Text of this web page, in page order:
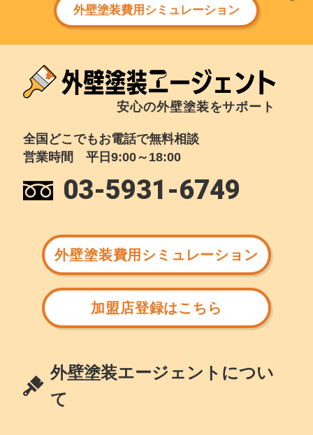
外壁塗装費用シミュレーション
安心の外壁塗装をサポート
全国どこでもお電話で無料相談
営業時間 平日9:00～18:00
03-5931-6749
外壁塗装費用シミュレーション
加盟店登録はこちら
外壁塗装エージェントについ
て